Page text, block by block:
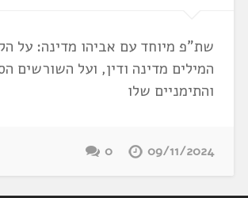
שת"פ מיוחד עם אביהו מדינה: על
המילים מדינה ודין, ועל השורשים
והתימניים שלו
09/11/2024
0